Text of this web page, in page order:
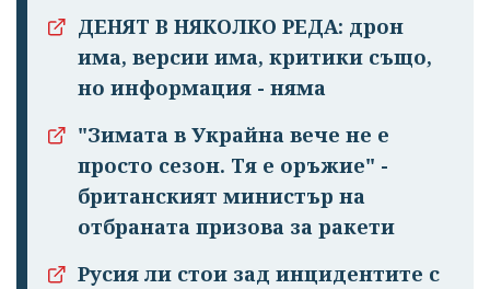
ДЕНЯТ В НЯКОЛКО РЕДА: дрон
има, версии има, критики също,
но информация - няма
"Зимата в Украйна вече не е
просто сезон. Тя е оръжие" -
британският министър на
отбраната призова за ракети
Русия ли стои зад инцидентите с